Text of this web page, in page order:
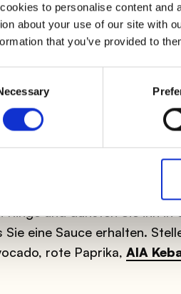
to personalise content and
about your use of our site with
that you’ve provided to
schneiden Sie sie in
Paprika und schneiden Sie
Pfeffer an.
Ringe und dünsten Sie ihn
Sie eine Sauce erhalten.
rote Paprika, AIA